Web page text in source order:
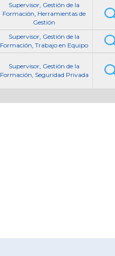
Supervisor, Gestión de la
Formación, Herramientas de
Gestión
Supervisor, Gestión de la
Formación, Trabajo en Equipo
Supervisor, Gestión de la
Formación, Seguridad Privada